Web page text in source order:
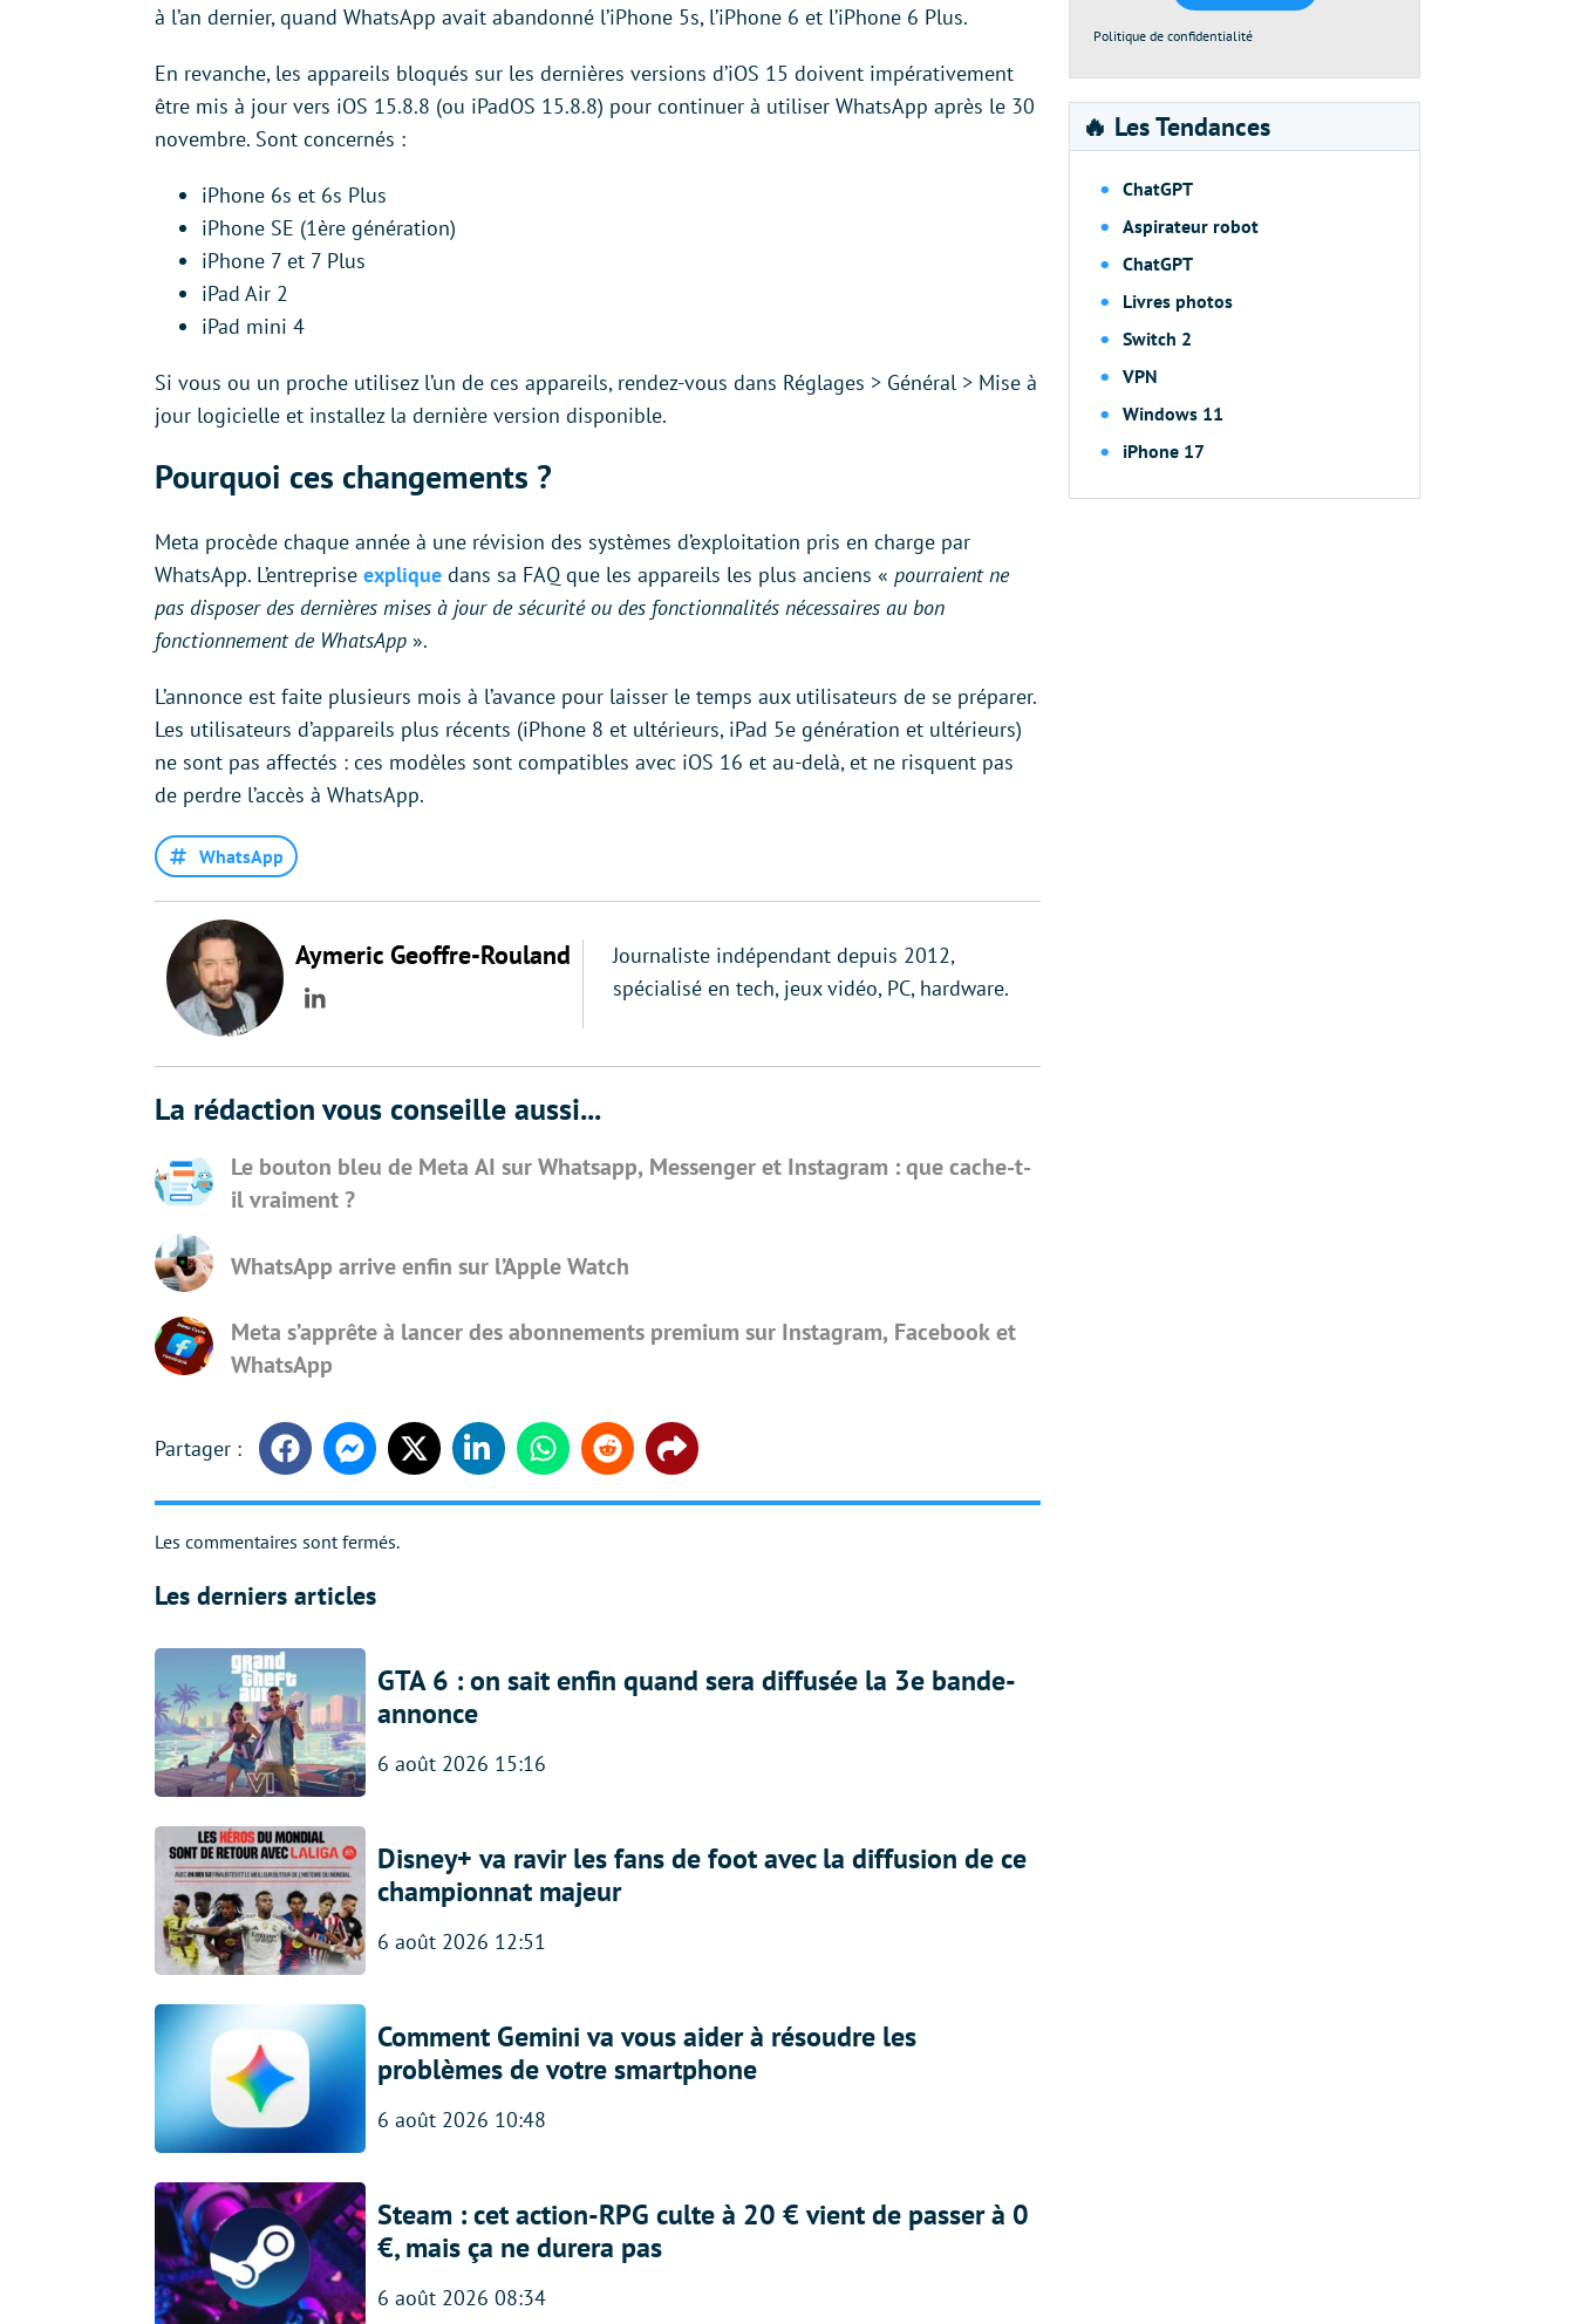
à l’an dernier, quand WhatsApp avait abandonné l’iPhone 5s, l’iPhone 6 et l’iPhone 6 Plus.
En revanche, les appareils bloqués sur les dernières versions d’iOS 15 doivent impérativement
être mis à jour vers iOS 15.8.8 (ou iPadOS 15.8.8) pour continuer à utiliser WhatsApp après le 30
novembre. Sont concernés :
iPhone 6s et 6s Plus
iPhone SE (1ère génération)
iPhone 7 et 7 Plus
iPad Air 2
iPad mini 4
Si vous ou un proche utilisez l’un de ces appareils, rendez-vous dans Réglages > Général > Mise à
jour logicielle et installez la dernière version disponible.
Pourquoi ces changements ?
Meta procède chaque année à une révision des systèmes d’exploitation pris en charge par
WhatsApp. L’entreprise explique dans sa FAQ que les appareils les plus anciens « pourraient ne
pas disposer des dernières mises à jour de sécurité ou des fonctionnalités nécessaires au bon
fonctionnement de WhatsApp ».
L’annonce est faite plusieurs mois à l’avance pour laisser le temps aux utilisateurs de se préparer.
Les utilisateurs d’appareils plus récents (iPhone 8 et ultérieurs, iPad 5e génération et ultérieurs)
ne sont pas affectés : ces modèles sont compatibles avec iOS 16 et au-delà, et ne risquent pas
de perdre l’accès à WhatsApp.
WhatsApp
Aymeric Geoffre-Rouland
LinkedIn
Journaliste indépendant depuis 2012,
spécialisé en tech, jeux vidéo, PC, hardware.
La rédaction vous conseille aussi...
Le bouton bleu de Meta AI sur Whatsapp, Messenger et Instagram : que cache-t-
il vraiment ?
WhatsApp arrive enfin sur l’Apple Watch
Meta s’apprête à lancer des abonnements premium sur Instagram, Facebook et
WhatsApp
FacebookMessengerTwitter LinkedinWhatsappReddit Share
Les commentaires sont fermés.
Les derniers articles
GTA 6 : on sait enfin quand sera diffusée la 3e bande-
annonce
6 août 2026 15:16
Disney+ va ravir les fans de foot avec la diffusion de ce
championnat majeur
6 août 2026 12:51
Comment Gemini va vous aider à résoudre les
problèmes de votre smartphone
6 août 2026 10:48
Steam : cet action-RPG culte à 20 € vient de passer à 0
€, mais ça ne durera pas
6 août 2026 08:34
Politique de confidentialité
🔥 Les Tendances
ChatGPT
Aspirateur robot
ChatGPT
Livres photos
Switch 2
VPN
Windows 11
iPhone 17